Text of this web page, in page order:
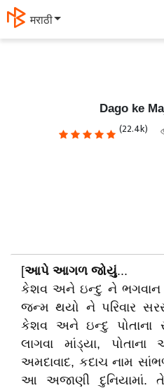
मराठी
Dago ke
(22.4k)
[આપે આગળ જોયું...
કેશવ અને ઇન્દુ ને ભગવાન
જન્મ થયો ને પરિવાર
કેશવ અને ઇન્દુ પોતાના
લાગવા માંડ્યા,
અમદાવાદ, કદાચ નામ
આ અજાણી દુનિયામાં.